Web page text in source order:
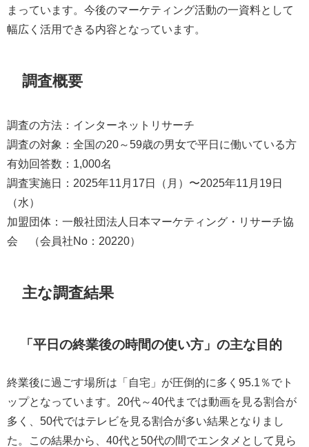
まっています。今後のマーケティング活動の一資料として
幅広く活用できる内容となっています。
調査概要
調査の方法：インターネットリサーチ
調査の対象：全国の20～59歳の男女で平日に働いている方
有効回答数：1,000名
調査実施日：2025年11月17日（月）〜2025年11月19日
（水）
加盟団体：一般社団法人日本マーケティング・リサーチ協
会 （会員社No：20220）
主な調査結果
「平日の終業後の時間の使い方」の主な目的
終業後に過ごす場所は「自宅」が圧倒的に多く95.1％でト
ップとなっています。20代～40代までは動画を見る割合が
多く、50代ではテレビを見る割合が多い結果となりまし
た。この結果から、40代と50代の間でエンタメとして見ら